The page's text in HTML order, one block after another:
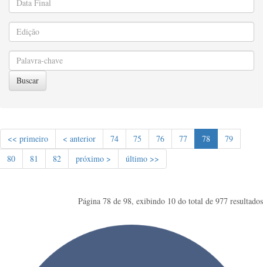
Buscar
<< primeiro < anterior 74 75 76 77 78
79
80
81 82 próximo > último >>
Página 78 de 98, exibindo 10 do total de 977 resultados